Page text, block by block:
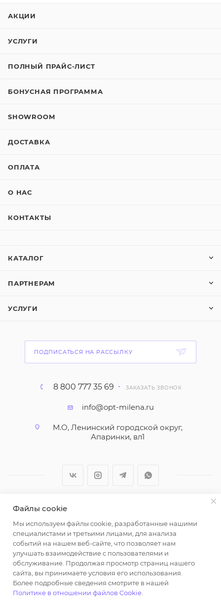
АКЦИИ
УСЛУГИ
ПОЛНЫЙ ПРАЙС-ЛИСТ
БОНУСНАЯ ПРОГРАММА
SHOWROOM
ДОСТАВКА
ОПЛАТА
О НАС
КОНТАКТЫ
КАТАЛОГ
ПАРТНЕРАМ
УСЛУГИ
ПОДПИСАТЬСЯ НА РАССЫЛКУ
8 800 777 35 69 ЗАКАЗАТЬ ЗВОНОК
info@opt-milena.ru
М.О, Ленинский городской округ,
Апаринки, вл1
2026 © ООО "Вайт Текстиль групп"
Любая информация на сайте носит справочный
характер и не является публичной офертой
определяемой положениями пункта 2 статьи 437
Гражданского кодекса Российской Федерации.
Использование любых материалов, опубликованных
на https://opt-milena.ru, допустимо только при
наличии письменного разрешения редакции и
Файлы cookie
Мы используем файлы cookie, разработанные нашими
специалистами и третьими лицами, для анализа
событий на нашем веб-сайте, что позволяет нам
улучшать взаимодействие с пользователями и
обслуживание. Продолжая просмотр страниц нашего
сайта, вы принимаете условия его использования.
Более подробные сведения смотрите в нашей
Политике в отношении файлов Cookie